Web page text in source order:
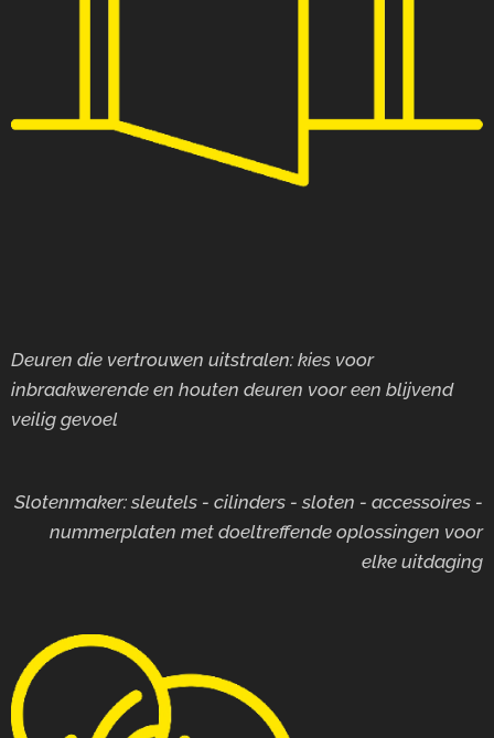
Deuren die vertrouwen uitstralen: kies voor
inbraakwerende en houten deuren vooreen blijvend
veilig gevoel
Slotenmaker: sleutels - cilinders - sloten - accessoires -
nummerplaten met doeltreffende oplossingen voor
elke uitdaging